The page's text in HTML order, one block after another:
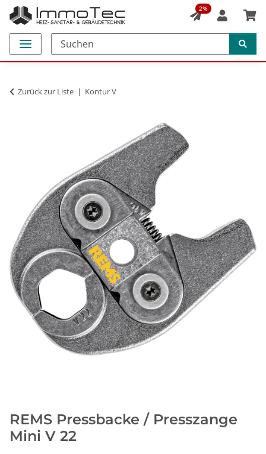
2%
Zurück zur Liste Kontur V
REMS Pressbacke / Presszange
Mini V 22